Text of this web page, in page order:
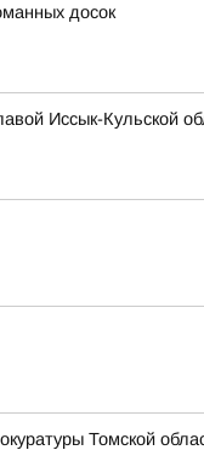
досок
Иссык-Кульской
Томской